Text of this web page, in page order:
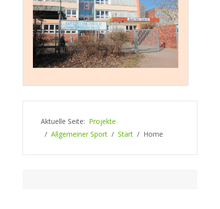
Aktuelle Seite: Projekte
Allgemeiner Sport
Start Home